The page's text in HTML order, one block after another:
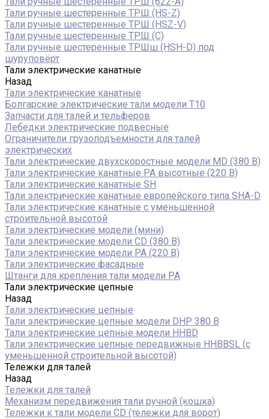
Тали ручные шестеренные ТРШ (HS-Z)
Тали ручные шестеренные ТРШ (HSZ-V)
Тали ручные шестеренные ТРШ (С)
Тали ручные шестеренные ТРШш (HSH-D) под
шуруповёрт
Тали электрические канатные
Назад
Тали электрические канатные
Болгарские электрические тали модели T10
Запчасти для талей и тельферов
Лебедки электрические подвесные
Ограничители грузоподъемности для талей
электрических
Тали электрические двухскоростные модели MD (380 В)
Тали электрические канатные PA высотные (220 В)
Тали электрические канатные SH
Тали электрические канатные европейского типа SHA-D
Тали электрические канатные с уменьшенной
строительной высотой
Тали электрические модели (мини)
Тали электрические модели CD (380 В)
Тали электрические модели РА (220 В)
Тали электрические фасадные
Штанги для крепления тали модели РА
Тали электрические цепные
Назад
Тали электрические цепные
Тали электрические цепные модели DHP 380 В
Тали электрические цепные модели HHBD
Тали электрические цепные передвижные HHBBSL (с
уменьшенной строительной высотой)
Тележки для талей
Назад
Тележки для талей
Механизм передвижения тали ручной (кошка)
Тележки к тали модели CD (тележки для ворот)